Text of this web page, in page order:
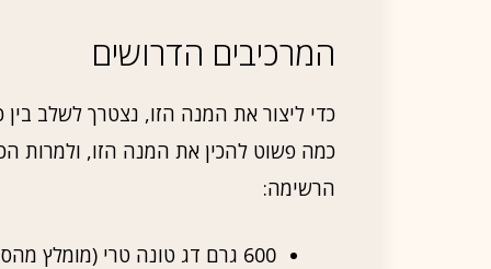
המרכיבים הדרושים
כדי ליצור את המנה הזו, נצטרך לשלב בין
כמה פשוט להכין את המנה הזו, ולמרות
הרשימה:
600 גרם דג טונה טרי (מומלץ מהסוג של פילה)